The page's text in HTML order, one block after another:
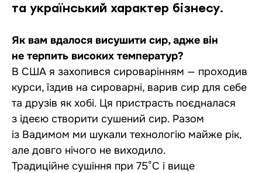
та український характер бізнесу.
Як вам вдалося висушити сир, адже він
не терпить високих температур?
В США я захопився сироварінням — проходив
курси, їздив на сироварні, варив сир для себе
та друзів як хобі. Ця пристрасть поєдналася
з ідеєю створити сушений сир. Разом
із Вадимом ми шукали технологію майже рік,
але довго нічого не виходило.
Традиційне сушіння при 75°C і вище